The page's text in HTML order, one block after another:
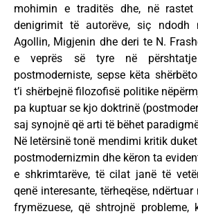
mohimin e traditës dhe, në rastet
denigrimit të autorëve, siç ndodh
Agollin, Migjenin dhe deri te N.
e veprës së tyre në
postmoderniste, sepse këta
t’i shërbejnë filozofisë politike
pa kuptuar se kjo doktrinë
saj synojnë që arti të bëhet
Në letërsinë tonë mendimi kritik
postmodernizmin dhe këron ta
e shkrimtarëve, të cilat janë të
qenë interesante, tërheqëse,
frymëzuese, që shtrojnë probleme,